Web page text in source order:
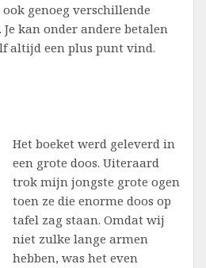
genoeg verschillende
kan onder andere betalen
altijd een plus punt vind.
Het boeket werd geleverd in
een grote doos. Uiteraard
trok mijn jongste grote ogen
toen ze die enorme doos op
tafel zag staan. Omdat wij
niet zulke lange armen
hebben, was het even